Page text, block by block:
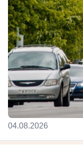
04.08.2026